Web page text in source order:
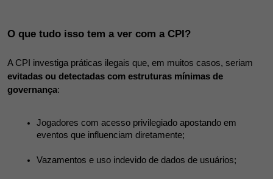
O que tudo isso tem a ver com a CPI?
evitadas ou detectadas com estruturas mínimas de
governança:
Jogadores com acesso privilegiado apostando em
eventos que influenciam diretamente;
Vazamentos e uso indevido de dados de usuários;